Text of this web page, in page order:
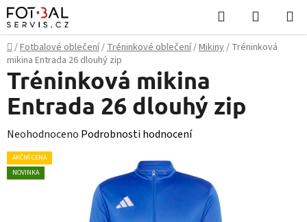
Přejít
na
obsah
Hledat
KOŠÍK
Domů
/Fotbalové oblečení/Tréninkové oblečení/Mikiny/ Tréninková
mikina Entrada 26 dlouhý zip
Tréninková mikina
Entrada 26 dlouhý zip
Průměrné
hodnocení
produktu
Neohodnoceno Podrobnosti hodnocení
AKČNÍ CENA
NOVINKA